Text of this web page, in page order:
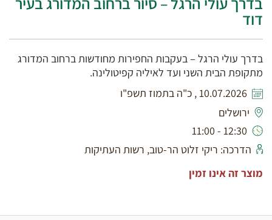
דוד
בדרך עולי הרגל – בעקבות החפירות מחודשות ברחוב המדורג
מתקופת הבית השני ועד לאיליה קפיטולינה.
10.07.2026 , כ"ה בתמוז תשפ"ו
ירושלים
12:30 - 11:00
הדרכה: ריקי זלוט הר-טוב, רשות העתיקות
מוצר זה אינו זמין